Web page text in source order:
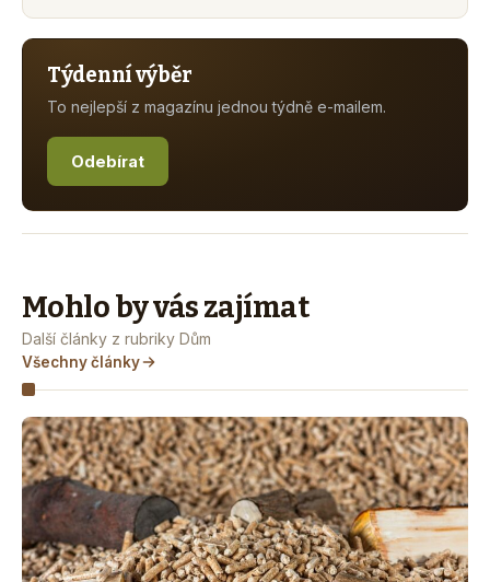
Týdenní výběr
To nejlepší z magazínu jednou týdně e-mailem.
Odebírat
Mohlo by vás zajímat
Další články z rubriky Dům
Všechny články